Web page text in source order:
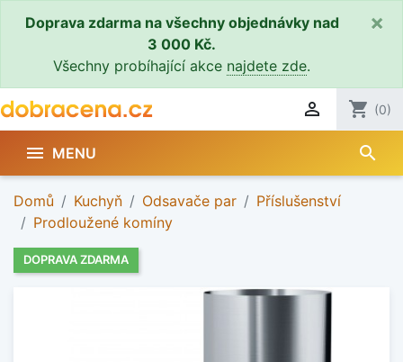
Doprava zdarma na všechny objednávky nad
3 000 Kč.
Všechny probíhající akce najdete zde.
×
 shopping_cart (0)
 MENU search
Domů Kuchyň Odsavače par
Příslušenství
Prodloužené komíny
DOPRAVA ZDARMA